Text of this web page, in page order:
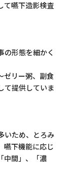
嚥下造影検査
の形態を細かく
ゼリー粥、副食
て提供していま
いため、とろみ
嚥下機能に応じ
中間」、「濃